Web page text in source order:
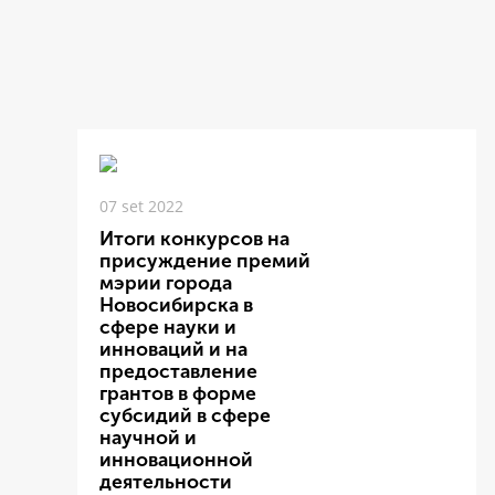
07 set 2022
Итоги конкурсов на
присуждение премий
мэрии города
Новосибирска в
сфере науки и
инноваций и на
предоставление
грантов в форме
субсидий в сфере
научной и
инновационной
деятельности